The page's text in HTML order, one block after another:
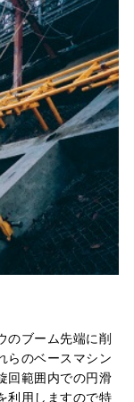
のブーム先端に削
らのベースマシン
回範囲内での円滑
利用しますので特